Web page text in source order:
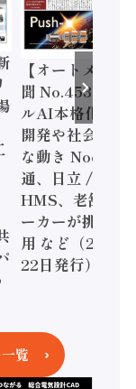
【オートメーシ
聞 No.453】フ
ルAI本格化へ
開発や社会実装
な動き Noetra
通、日立 / 兵神
HMS、老舗ポ
ーカーが挑むデ
用 など（2026
22日発行）
覧